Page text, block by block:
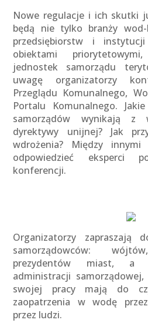
Nowe regulacje i ich skutki
będą nie tylko branży
przedsiębiorstw i
obiektami
jednostek samorządu
uwagę organizatorzy
Przeglądu Komunalnego,
Portalu Komunalnego.
samorządów wynikają z
dyrektywy unijnej? Jak
wdrożenia? Między
odpowiedzieć eksperci
konferencji.
Organizatorzy zapraszają
samorządowców:
prezydentów miast, a
administracji
swojej pracy mają do
zaopatrzenia w wodę
przez ludzi.